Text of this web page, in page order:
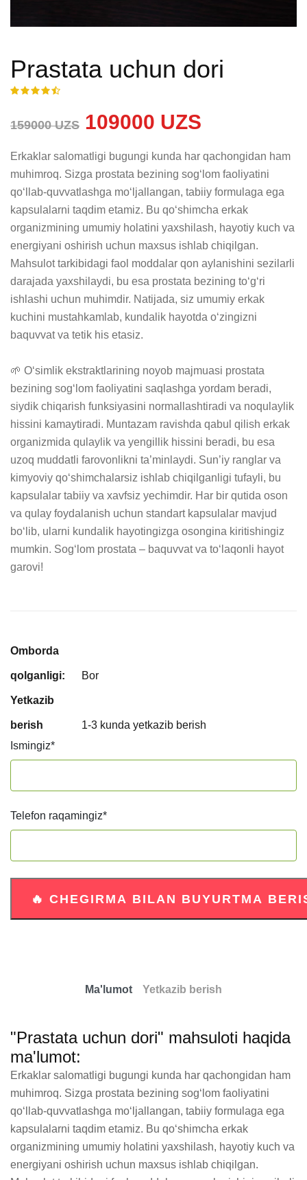
Prastata uchun dori
159000 UZS 109000 UZS
Erkaklar salomatligi bugungi kunda har qachongidan ham
muhimroq. Sizga prostata bezining sog‘lom faoliyatini
qo‘llab-quvvatlashga mo‘ljallangan, tabiiy formulaga ega
kapsulalarni taqdim etamiz. Bu qo‘shimcha erkak
organizmining umumiy holatini yaxshilash, hayotiy kuch va
energiyani oshirish uchun maxsus ishlab chiqilgan.
Mahsulot tarkibidagi faol moddalar qon aylanishini sezilarli
darajada yaxshilaydi, bu esa prostata bezining to‘g‘ri
ishlashi uchun muhimdir. Natijada, siz umumiy erkak
kuchini mustahkamlab, kundalik hayotda o‘zingizni
baquvvat va tetik his etasiz.
🌱 O‘simlik ekstraktlarining noyob majmuasi prostata
bezining sog‘lom faoliyatini saqlashga yordam beradi,
siydik chiqarish funksiyasini normallashtiradi va noqulaylik
hissini kamaytiradi. Muntazam ravishda qabul qilish erkak
organizmida qulaylik va yengillik hissini beradi, bu esa
uzoq muddatli farovonlikni ta’minlaydi. Sun’iy ranglar va
kimyoviy qo‘shimchalarsiz ishlab chiqilganligi tufayli, bu
kapsulalar tabiiy va xavfsiz yechimdir. Har bir qutida oson
va qulay foydalanish uchun standart kapsulalar mavjud
bo‘lib, ularni kundalik hayotingizga osongina kiritishingiz
mumkin. Sog‘lom prostata – baquvvat va to‘laqonli hayot
garovi!
Omborda
qolganligi: Bor
Yetkazib
berish
1-3 kunda yetkazib berish
Ismingiz*
Telefon raqamingiz*
Ma'lumot Yetkazib berish
"Prastata uchun dori" mahsuloti haqida
ma'lumot:
Erkaklar salomatligi bugungi kunda har qachongidan ham
muhimroq. Sizga prostata bezining sog‘lom faoliyatini
qo‘llab-quvvatlashga mo‘ljallangan, tabiiy formulaga ega
kapsulalarni taqdim etamiz. Bu qo‘shimcha erkak
organizmining umumiy holatini yaxshilash, hayotiy kuch va
energiyani oshirish uchun maxsus ishlab chiqilgan.